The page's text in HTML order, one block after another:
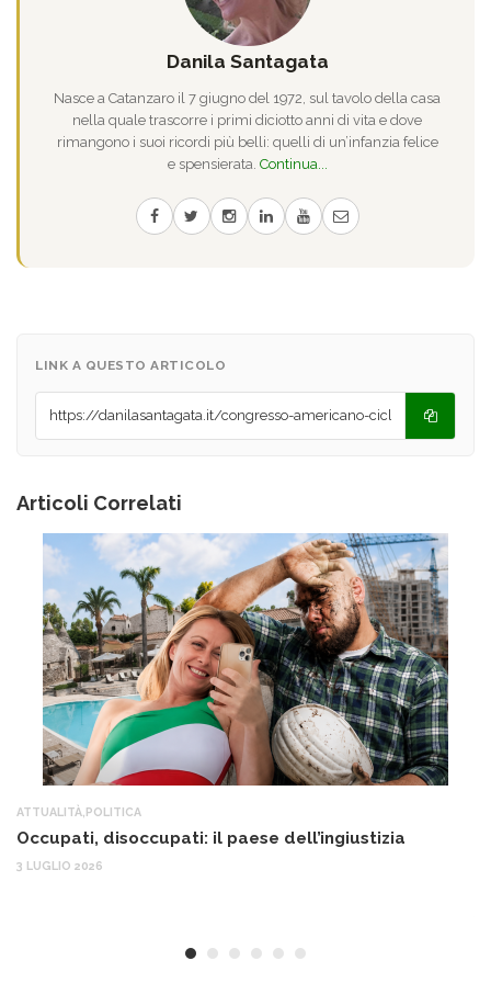
Danila Santagata
Nasce a Catanzaro il 7 giugno del 1972, sul tavolo della casa
nella quale trascorre i primi diciotto anni di vita e dove
rimangono i suoi ricordi più belli: quelli di un’infanzia felice
e spensierata. Continua...
LINK A QUESTO ARTICOLO
Articoli Correlati
ATTUALITÀ POLITICA
Occupati, disoccupati: il paese dell’ingiustizia
3 LUGLIO 2026